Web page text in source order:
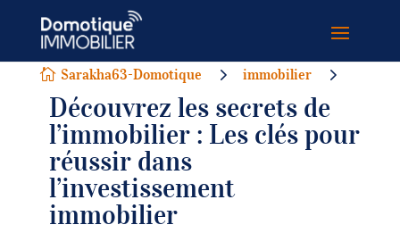
 Sarakha63-Domotique 5 immobilier 5
Découvrez les secrets de
l’immobilier : Les clés pour
réussir dans
l’investissement
immobilier